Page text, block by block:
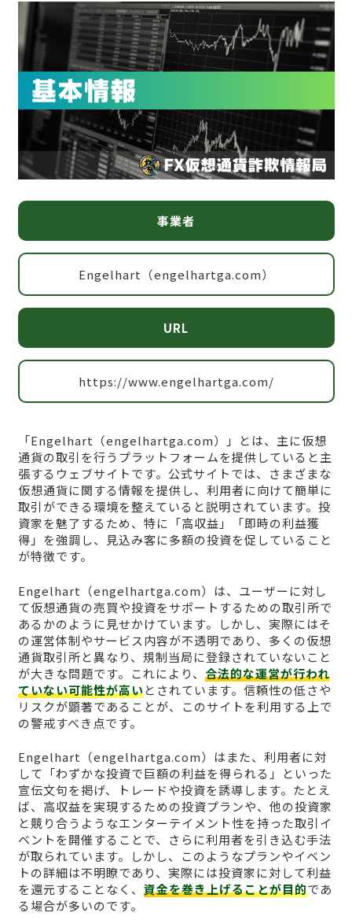
事業者
Engelhart（engelhartga.com）
URL
https://www.engelhartga.com/
「Engelhart（engelhartga.com）」とは、主に仮想
通貨の取引を行うプラットフォームを提供していると主
張するウェブサイトです。公式サイトでは、さまざまな
仮想通貨に関する情報を提供し、利用者に向けて簡単に
取引ができる環境を整えていると説明されています。投
資家を魅了するため、特に「高収益」「即時の利益獲
得」を強調し、見込み客に多額の投資を促していること
が特徴です。
Engelhart（engelhartga.com）は、ユーザーに対し
て仮想通貨の売買や投資をサポートするための取引所で
あるかのように見せかけています。しかし、実際にはそ
の運営体制やサービス内容が不透明であり、多くの仮想
通貨取引所と異なり、規制当局に登録されていないこと
が大きな問題です。これにより、 合法的な運営が行われ
ていない可能性が高いとされています。信頼性の低さや
リスクが顕著であることが、このサイトを利用する上で
の警戒すべき点です。
Engelhart（engelhartga.com）はまた、利用者に対
して「わずかな投資で巨額の利益を得られる」といった
宣伝文句を掲げ、トレードや投資を誘導します。たとえ
ば、高収益を実現するための投資プランや、他の投資家
と競り合うようなエンターテイメント性を持った取引イ
ベントを開催することで、さらに利用者を引き込む手法
が取られています。しかし、このようなプランやイベン
トの詳細は不明瞭であり、実際には投資家に対して利益
を還元することなく、 資金を巻き上げることが目的であ
る場合が多いのです。